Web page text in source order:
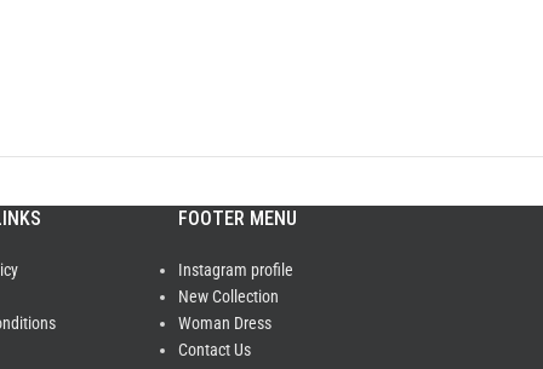
FOOTER MENU
Instagram profile
New Collection
Woman Dress
Contact Us